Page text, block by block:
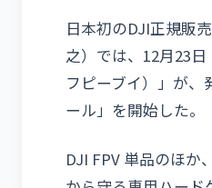
日本初のDJI正規販
之）では、12月23
フピーブイ）」が、
ール」を開始した。
DJI FPV 単品のほ